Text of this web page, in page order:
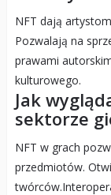
NFT dają
Pozwalają na
prawami
kulturowego.
Jak
sektorze
NFT w grach
przedmiotów.